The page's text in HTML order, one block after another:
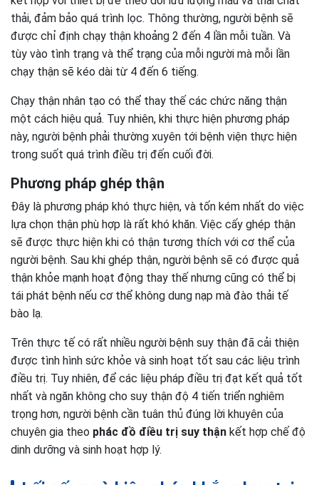
thải, đảm bảo quá trình lọc. Thông thường, người bệnh sẽ
được chỉ định chạy thận khoảng 2 đến 4 lần mỗi tuần. Và
tùy vào tình trạng và thể trạng của mỗi người mà mỗi lần
chạy thận sẽ kéo dài từ 4 đến 6 tiếng.
Chạy thận nhân tạo có thể thay thế các chức năng thận
một cách hiệu quả. Tuy nhiên, khi thực hiện phương pháp
này, người bệnh phải thường xuyên tới bệnh viện thực hiện
trong suốt quá trình điều trị đến cuối đời.
Phương pháp ghép thận
Đây là phương pháp khó thực hiện, và tốn kém nhất do việc
lựa chọn thận phù hợp là rất khó khăn. Việc cấy ghép thận
sẽ được thực hiện khi có thận tương thích với cơ thể của
người bệnh. Sau khi ghép thận, người bệnh sẽ có được quả
thận khỏe mạnh hoạt động thay thế nhưng cũng có thể bị
tái phát bệnh nếu cơ thể không dung nạp mà đào thải tế
bào lạ.
Trên thực tế có rất nhiều người bệnh suy thận đã cải thiện
được tình hình sức khỏe và sinh hoạt tốt sau các liệu trình
điều trị. Tuy nhiên, để các liệu pháp điều trị đạt kết quả tốt
nhất và ngăn không cho suy thận độ 4 tiến triển nghiêm
trọng hơn, người bệnh cần tuân thủ đúng lời khuyên của
chuyên gia theo phác đồ điều trị suy thận kết hợp chế độ
dinh dưỡng và sinh hoạt hợp lý.